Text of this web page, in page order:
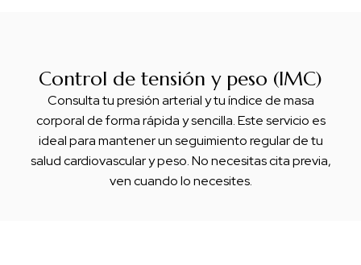
Control de tensión y peso (IMC)
Consulta tu presión arterial y tu índice de masa
corporal de forma rápida y sencilla. Este servicio es
ideal para mantener un seguimiento regular de tu
salud cardiovascular y peso. No necesitas cita previa,
ven cuando lo necesites.